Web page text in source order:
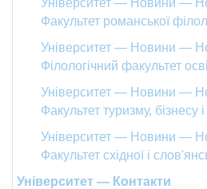
Університет — Новини —
Факультет романської
Університет — Новини —
Філологічний факультет
Університет — Новини —
Факультет туризму, бізнесу і
Університет — Новини —
Факультет східної і
Університет — Контакти